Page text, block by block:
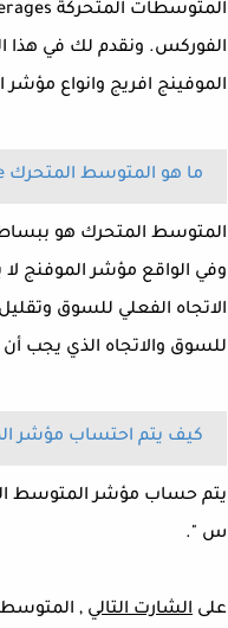
الفوركس. ونقدم لك في هذا
الموفينج افريج وانواع مؤشر
ما هو المتوسط المتحرك Moving Average
المتوسط ​​المتحرك هو
وفي الواقع مؤشر الموفنج لا
الاتجاه الفعلي للسوق
للسوق والاتجاه الذي يجب
كيف يتم احتساب مؤشر
يتم حساب مؤشر المتوسط
س ".
على الشارت التالي , المتوسط